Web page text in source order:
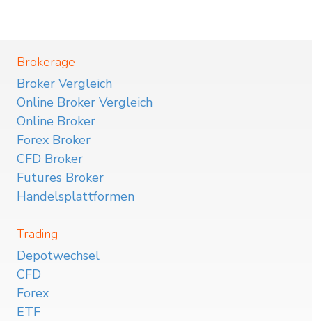
Brokerage
Broker Vergleich
Online Broker Vergleich
Online Broker
Forex Broker
CFD Broker
Futures Broker
Handelsplattformen
Trading
Depotwechsel
CFD
Forex
ETF